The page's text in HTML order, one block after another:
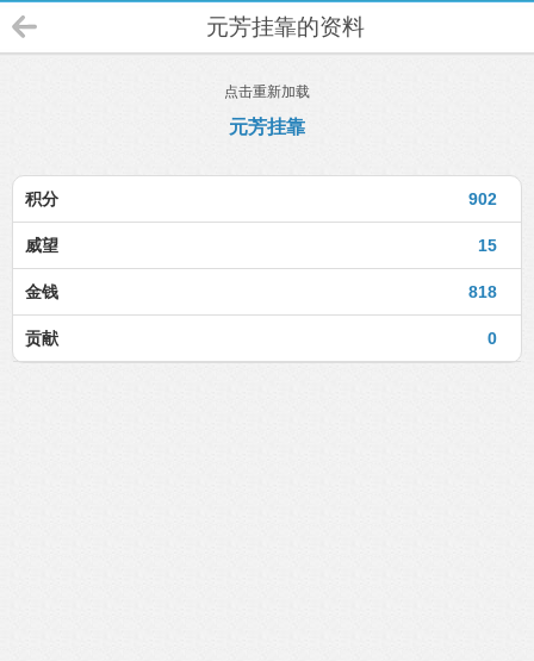
元芳挂靠的资料
点击重新加载
元芳挂靠
902
积分
15
威望
818
金钱
0
贡献